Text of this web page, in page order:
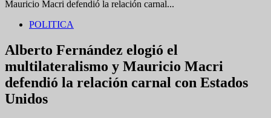
Mauricio Macri defendió la relación carnal...
POLITICA
Alberto Fernández elogió el
multilateralismo y Mauricio Macri
defendió la relación carnal con Estados
Unidos